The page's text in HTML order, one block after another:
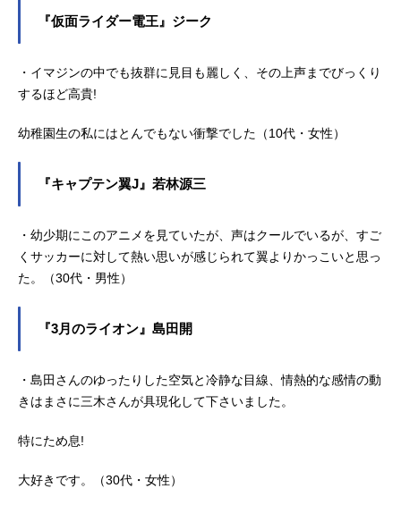
『仮面ライダー電王』ジーク
・イマジンの中でも抜群に見目も麗しく、その上声までびっくり
するほど高貴!
幼稚園生の私にはとんでもない衝撃でした（10代・女性）
『キャプテン翼J』若林源三
・幼少期にこのアニメを見ていたが、声はクールでいるが、すご
くサッカーに対して熱い思いが感じられて翼よりかっこいと思っ
た。（30代・男性）
『3月のライオン』島田開
・島田さんのゆったりした空気と冷静な目線、情熱的な感情の動
きはまさに三木さんが具現化して下さいました。
特にため息!
大好きです。（30代・女性）